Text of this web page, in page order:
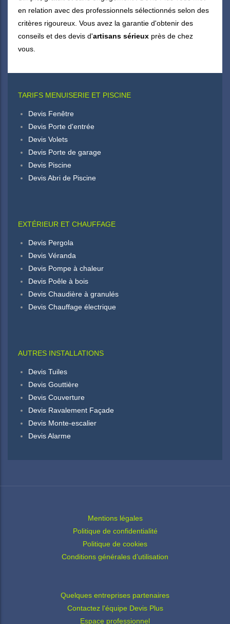
en relation avec des professionnels sélectionnés selon des
critères rigoureux. Vous avez la garantie d'obtenir des
conseils et des devis d'artisans sérieux près de chez
vous.
TARIFS MENUISERIE ET PISCINE
Devis Fenêtre
Devis Porte d'entrée
Devis Volets
Devis Porte de garage
Devis Piscine
Devis Abri de Piscine
EXTÉRIEUR ET CHAUFFAGE
Devis Pergola
Devis Véranda
Devis Pompe à chaleur
Devis Poêle à bois
Devis Chaudière à granulés
Devis Chauffage électrique
AUTRES INSTALLATIONS
Devis Tuiles
Devis Gouttière
Devis Couverture
Devis Ravalement Façade
Devis Monte-escalier
Devis Alarme
Mentions légales
Politique de confidentialité
Politique de cookies
Conditions générales d’utilisation
Quelques entreprises partenaires
Contactez l'équipe Devis Plus
Espace professionnel